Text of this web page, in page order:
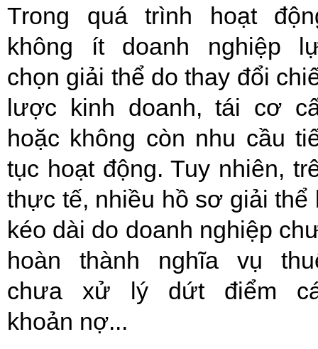
Trong quá trình hoạt
không ít doanh nghiệp
chọn giải thể do thay đổi
lược kinh doanh, tái cơ
hoặc không còn nhu cầu
tục hoạt động. Tuy nhiên,
thực tế, nhiều hồ sơ giải thể
kéo dài do doanh nghiệp
hoàn thành nghĩa vụ
chưa xử lý dứt điểm
khoản nợ...